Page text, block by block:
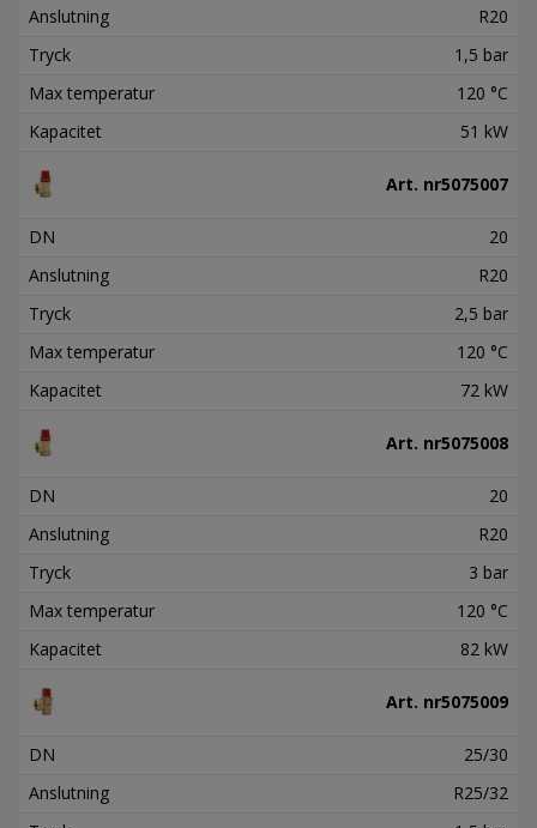
Anslutning
R20
Tryck
1,5 bar
Max temperatur
120 °C
Kapacitet
51 kW
Art. nr5075007
DN
20
Anslutning
R20
Tryck
2,5 bar
Max temperatur
120 °C
Kapacitet
72 kW
Art. nr5075008
DN
20
Anslutning
R20
Tryck
3 bar
Max temperatur
120 °C
Kapacitet
82 kW
Art. nr5075009
DN
25/30
Anslutning
R25/32